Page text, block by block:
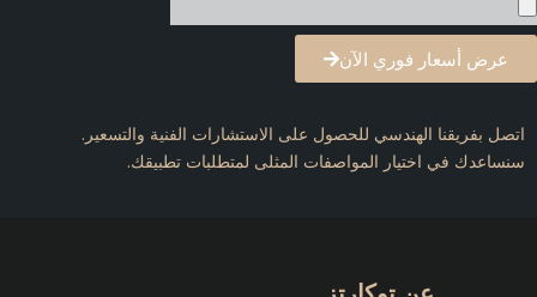
عرض أسعار فوري الآن
بفريقنا الهندسي للحصول على الاستشارات الفنية والتسعير.
في اختيار المواصفات المثلى لمتطلبات تطبيقك.